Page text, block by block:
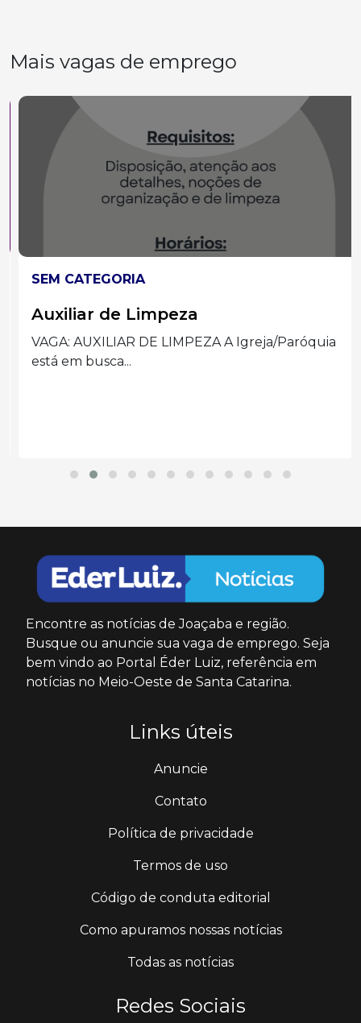
Mais vagas de emprego
SEM CATEGORIA
Auxiliar de Limpeza
VAGA: AUXILIAR DE LIMPEZA A Igreja/Paróquia
está em busca...
Encontre as notícias de Joaçaba e região.
Busque ou anuncie sua vaga de emprego. Seja
bem vindo ao Portal Éder Luiz, referência em
notícias no Meio-Oeste de Santa Catarina.
Links úteis
Anuncie
Contato
Política de privacidade
Termos de uso
Código de conduta editorial
Como apuramos nossas notícias
Todas as notícias
Redes Sociais